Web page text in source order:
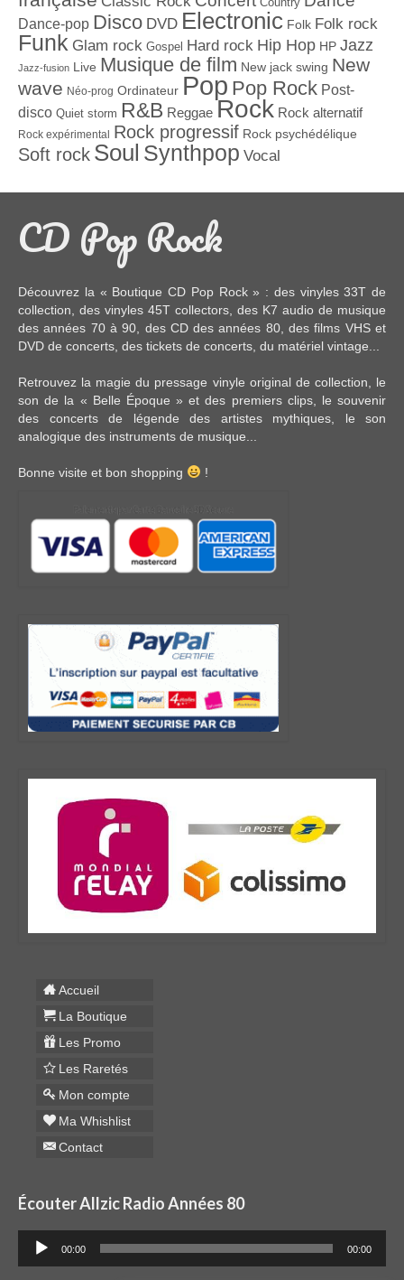
Dance-pop Disco DVD Electronic Folk Folk rock
Funk Glam rock Gospel Hard rock Hip Hop HP Jazz
Jazz-fusion Live Musique de film New jack swing New
wave Néo-prog Ordinateur Pop Pop Rock Post-
disco Quiet storm R&B Reggae Rock Rock alternatif
Rock expérimental Rock progressif Rock psychédélique
Soft rock Soul Synthpop Vocal
CD Pop Rock
Découvrez la « Boutique CD Pop Rock » : des vinyles 33T de
collection, des vinyles 45T collectors, des K7 audio de musique
des années 70 à 90, des CDdes années 80, desfilms VHS et
DVD de concerts, des tickets de concerts , du matériel vintage
Retrouvez la magie du pressage vinyle original de collection, le
son de la « Belle Époque » et des premiers clips, le souvenir
des concerts de légende des artistes mythiques, le son
analogique des instruments de musique...
Bonne visite et bon shopping !
Accueil
La Boutique
Les Promo
Les Raretés
Mon compte
Ma Whishlist
Contact
Écouter Allzic Radio Années 80
Lecteur
audio
00:00 00:00